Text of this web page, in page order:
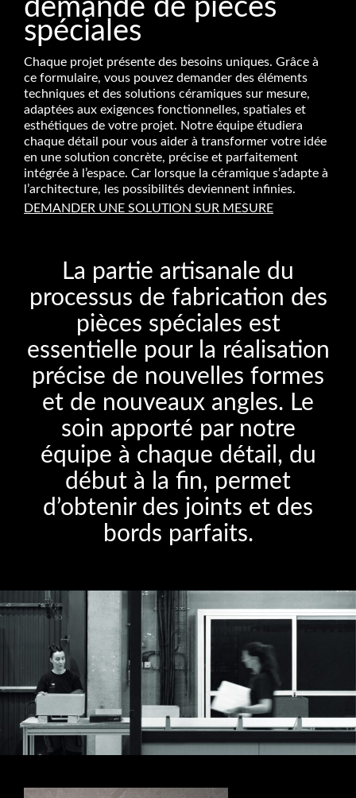
demande de pièces
spéciales
Chaque projet présente des besoins uniques. Grâce à
ce formulaire, vous pouvez demander des éléments
techniques et des solutions céramiques sur mesure,
adaptées aux exigences fonctionnelles, spatiales et
esthétiques de votre projet. Notre équipe étudiera
chaque détail pour vous aider à transformer votre idée
en une solution concrète, précise et parfaitement
intégrée à l’espace. Car lorsque la céramique s’adapte à
l’architecture, les possibilités deviennent infinies.
DEMANDER UNE SOLUTION SUR MESURE
La partie artisanale du
processus de fabrication des
pièces spéciales est
essentielle pour la réalisation
précise de nouvelles formes
et de nouveaux angles. Le
soin apporté par notre
équipe à chaque détail, du
début à la fin, permet
d’obtenir des joints et des
bords parfaits.